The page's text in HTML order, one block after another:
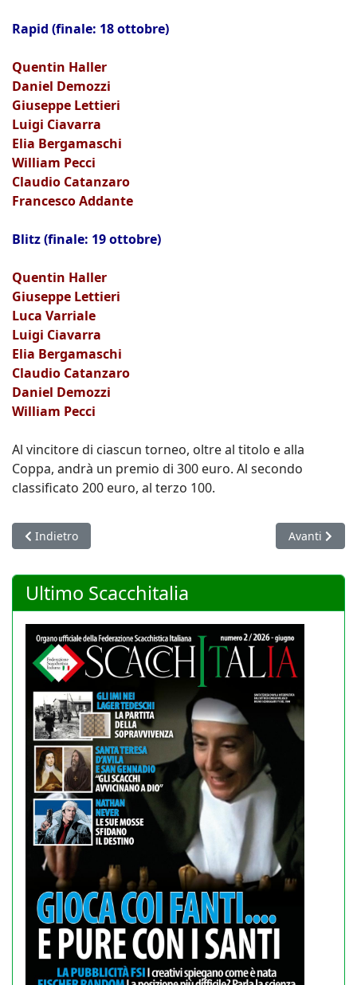
Rapid (finale: 18 ottobre)
Quentin Haller
Daniel Demozzi
Giuseppe Lettieri
Luigi Ciavarra
Elia Bergamaschi
William Pecci
Claudio Catanzaro
Francesco Addante
Blitz (finale: 19 ottobre)
Quentin Haller
Giuseppe Lettieri
Luca Varriale
Luigi Ciavarra
Elia Bergamaschi
Claudio Catanzaro
Daniel Demozzi
William Pecci
Al vincitore di ciascun torneo, oltre al titolo e alla
Coppa, andrà un premio di 300 euro. Al secondo
classificato 200 euro, al terzo 100.
Articolo precedente: Fischer Chieti Campione d'italia
Indietro Articolo
Avanti
Ultimo Scacchitalia